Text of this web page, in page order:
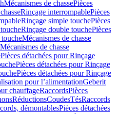
Mécanismes de chassePièces
Rinçage interrompablePièces
Rinçage simple touchePièces
Rinçage double touchePièces
Mécanismes de chasse
de chasse
Pièces détachées pour Rinçage
Pièces détachées pour Rinçage
Pièces détachées pour Rinçage
pour l’alimentationGeberit
chauffageRaccordsPièces
RéductionsCoudesTésRaccords
démontablesPièces détachées